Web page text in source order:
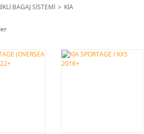
BAGAJ SİSTEMİ KİA